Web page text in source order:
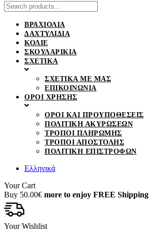
ΒΡΑΧΙΟΛΙΑ
ΔΑΧΤΥΛΙΔΙΑ
ΚΟΛΙΕ
ΣΚΟΥΛΑΡΙΚΙΑ
ΣΧΕΤΙΚΑ
ΣΧΕΤΙΚΑ ΜΕ ΜΑΣ
ΕΠΙΚΟΙΝΩΝΙΑ
ΟΡΟΙ ΧΡΗΣΗΣ
ΟΡΟΙ ΚΑΙ ΠΡΟΥΠΟΘΕΣΕΙΣ
ΠΟΛΙΤΙΚΗ ΑΚΥΡΩΣΕΩΝ
ΤΡΟΠΟΙ ΠΛΗΡΩΜΗΣ
ΤΡΟΠΟΙ ΑΠΟΣΤΟΛΗΣ
ΠΟΛΙΤΙΚΗ ΕΠΙΣΤΡΟΦΩΝ
Ελληνικά
Your Cart
Buy 50.00€ more to enjoy FREE Shipping
Your Wishlist